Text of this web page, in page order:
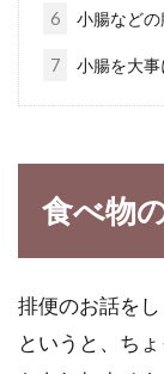
6 小腸など
7 小腸を大事
食べ物
排便のお話をし
というと、ち